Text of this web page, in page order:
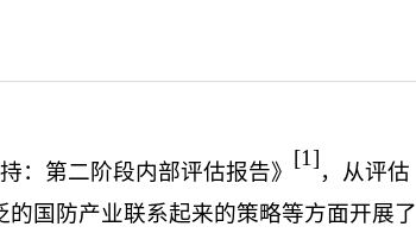
：第二阶段内部评估报告》
[1]
，从评估
国防产业联系起来的策略等方面开展了